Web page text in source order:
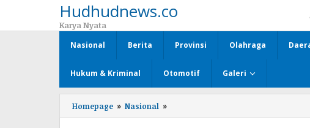
Hudhudnews.co
Karya Nyata
Nasional Berita Provinsi Olahraga
Hukum & Kriminal Otomotif Galeri
Homepage » Nasional »
Tinggi,Pelapor